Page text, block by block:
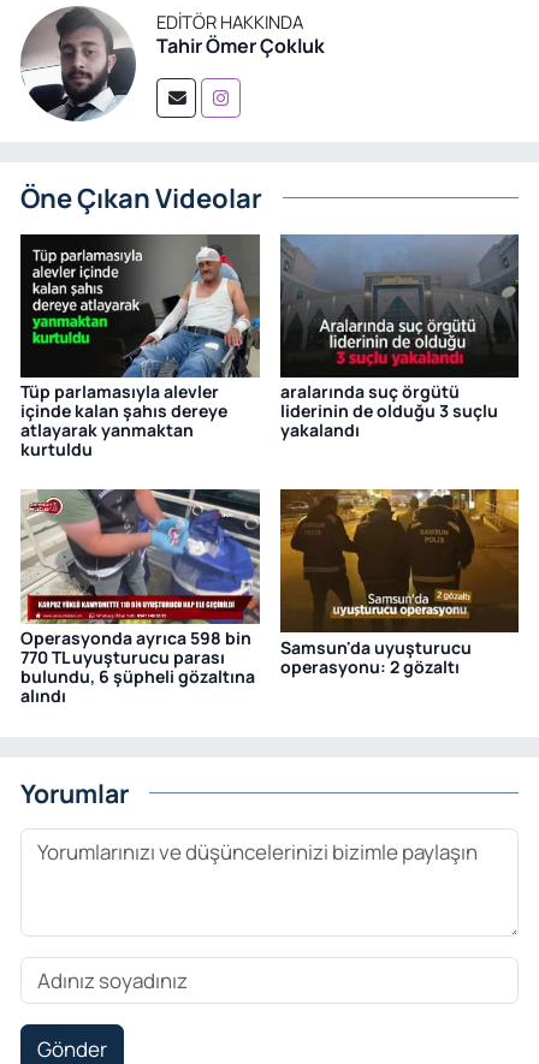
EDITÖR HAKKINDA
Tahir Ömer Çokluk
Öne Çıkan Videolar
Tüp parlamasıyla alevler
içinde kalan şahıs dereye
atlayarak yanmaktan
kurtuldu
aralarında suç örgütü
liderinin de olduğu 3 suçlu
yakalandı
Operasyonda ayrıca 598 bin
770 TL uyuşturucu parası
bulundu, 6 şüpheli gözaltına
alındı
Samsun'da uyuşturucu
operasyonu: 2 gözaltı
Yorumlar
Gönder